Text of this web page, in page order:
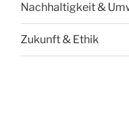
Nachhaltigkeit &
Zukunft & Ethik